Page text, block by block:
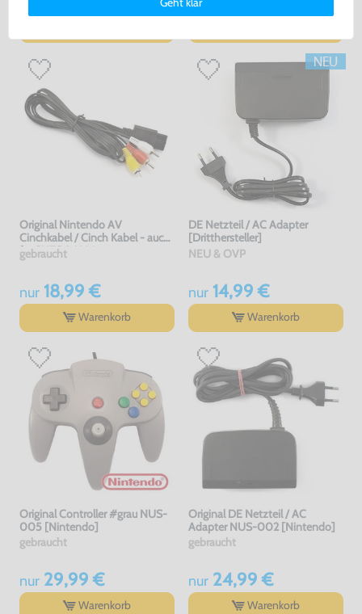
Original Nintendo AV
Cinchkabel / Cinch Kabel - auch
für SNES & N64
gebraucht
nur18,99 €
Warenkorb
DE Netzteil / AC Adapter
[Dritthersteller]
NEU & OVP
nur14,99 €
Warenkorb
Original Controller #grau NUS-
005 [Nintendo]
gebraucht
nur29,99 €
Warenkorb
Original DE Netzteil / AC
Adapter NUS-002 [Nintendo]
gebraucht
nur24,99 €
Warenkorb
Impressum.